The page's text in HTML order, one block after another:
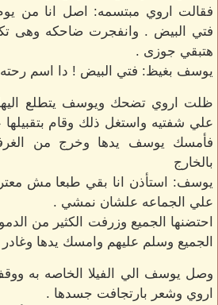
فقالت اروي مبتسمه: اصل انا من
فتي البيض . وانفجرت ضاحكه وهى
هتبقي جوزى .
يوسف بغيظ: فتي البيض ! دا اسم
ظلت اروي تضحك ويوسف يتطلع
علي شفتيه واستغل ذلك وقام
فأمسك يوسف يدها وخرج من
بالخارج
يوسف: استأذن انا بقي طبعا مش
علي الجماعه علشان نمشي .
احتضنها الجميع وزرفت الكثير من
الجميع وسلم عليهم وامسك يدها
وصل يوسف الي الفيلا الخاصه به
اروي وشعر بارتجافت جسدها .